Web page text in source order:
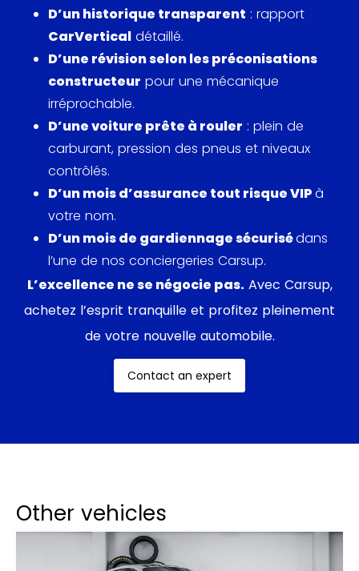
Mécaniquement, le fabuleux V12 6.0 litres de 477
chevaux est reconduit et office à présent avec
une boîte automatique Touchtronic 2 à 6 rapports
légèrement améliorée. C’est au niveau du châssis
que le plus gros du changement opère. Un
système d’amortissement adaptatif prend place et
permet au coupé de mieux filtrer les irrégularités de
la route et de bénéficier d’un confort en nette
progression.
D’un historique transparent : rapport
CarVertical détaillé.
D’une révision selon les préconisations
constructeur pour une mécanique
irréprochable.
D’une voiture prête à rouler : plein de
carburant, pression des pneus et niveaux
contrôlés.
D’un mois d’assurance tout risque VIPà
votre nom.
D’un mois de gardiennage sécurisédans
l’une de nos conciergeries Carsup.
L’excellence ne se négocie pas.Avec Carsup,
achetez l’esprit tranquille et profitez pleinement
de votre nouvelle automobile.
Contact an expert
Other vehicles